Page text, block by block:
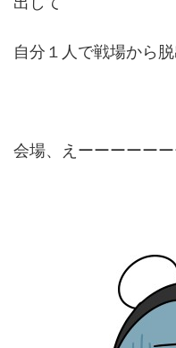
自分１人で戦場から
会場、えーーーーーー